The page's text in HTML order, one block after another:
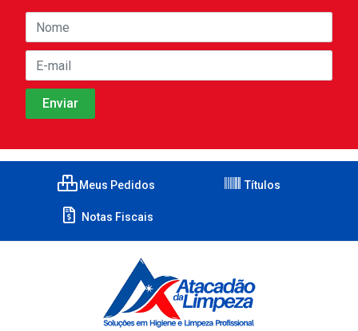
Meus Pedidos Títulos
Notas Fiscais